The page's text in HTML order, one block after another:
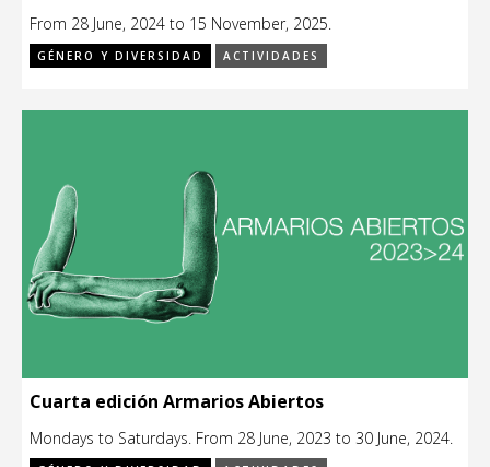
From 28 June, 2024 to 15 November, 2025.
GÉNERO Y DIVERSIDAD ACTIVIDADES
Cuarta edición Armarios Abiertos
Mondays to Saturdays. From 28 June, 2023 to 30 June, 2024.